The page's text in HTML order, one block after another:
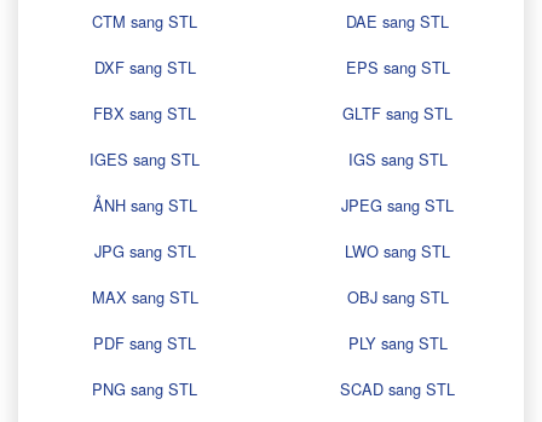
CTM sang STL
DAE sang STL
DXF sang STL
EPS sang STL
FBX sang STL
GLTF sang STL
IGES sang STL
IGS sang STL
ẢNH sang STL
JPEG sang STL
JPG sang STL
LWO sang STL
MAX sang STL
OBJ sang STL
PDF sang STL
PLY sang STL
PNG sang STL
SCAD sang STL